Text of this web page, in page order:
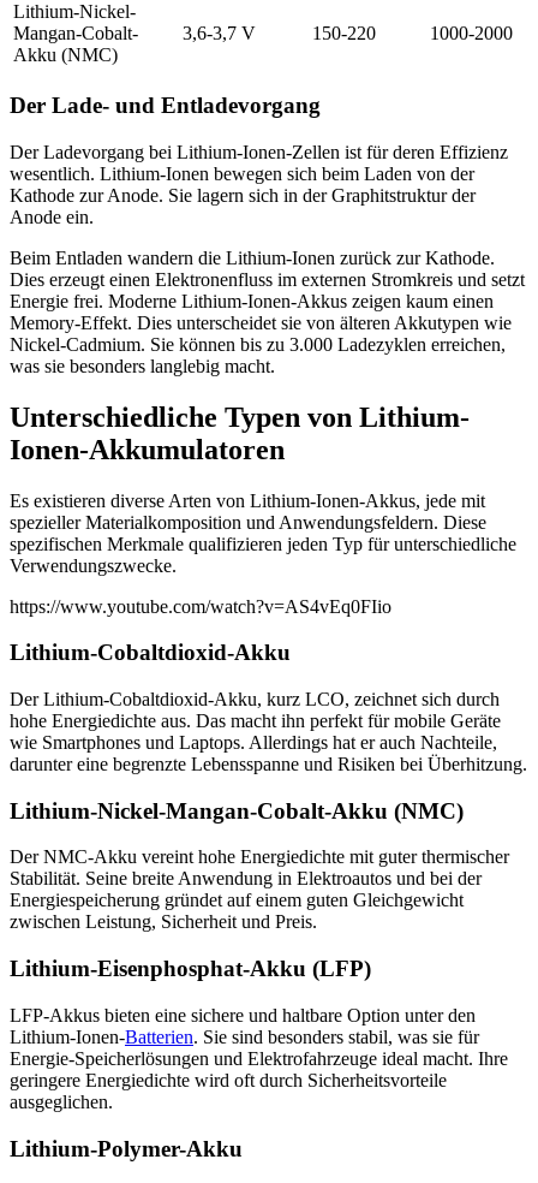
Lithium-Nickel-
Mangan-Cobalt-
Akku (NMC)
3,6-3,7 V 150-220 1000-2000
Der Lade- und Entladevorgang
Der Ladevorgang bei Lithium-Ionen-Zellen ist für deren Effizienz
wesentlich. Lithium-Ionen bewegen sich beim Laden von der
Kathode zur Anode. Sie lagern sich in der Graphitstruktur der
Anode ein.
Beim Entladen wandern die Lithium-Ionen zurück zur Kathode.
Dies erzeugt einen Elektronenfluss im externen Stromkreis und setzt
Energie frei. Moderne Lithium-Ionen-Akkus zeigen kaum einen
Memory-Effekt. Dies unterscheidet sie von älteren Akkutypen wie
Nickel-Cadmium. Sie können bis zu 3.000 Ladezyklen erreichen,
was sie besonders langlebig macht.
Unterschiedliche Typen von Lithium-
Ionen-Akkumulatoren
Es existieren diverse Arten von Lithium-Ionen-Akkus, jede mit
spezieller Materialkomposition und Anwendungsfeldern. Diese
spezifischen Merkmale qualifizieren jeden Typ für unterschiedliche
Verwendungszwecke.
https://www.youtube.com/watch?v=AS4vEq0FIio
Lithium-Cobaltdioxid-Akku
Der Lithium-Cobaltdioxid-Akku, kurz LCO, zeichnet sich durch
hohe Energiedichte aus. Das macht ihn perfekt für mobile Geräte
wie Smartphones und Laptops. Allerdings hat er auch Nachteile,
darunter eine begrenzte Lebensspanne und Risiken bei Überhitzung.
Lithium-Nickel-Mangan-Cobalt-Akku (NMC)
Der NMC-Akku vereint hohe Energiedichte mit guter thermischer
Stabilität. Seine breite Anwendung in Elektroautos und bei der
Energiespeicherung gründet auf einem guten Gleichgewicht
zwischen Leistung, Sicherheit und Preis.
Lithium-Eisenphosphat-Akku (LFP)
LFP-Akkus bieten eine sichere und haltbare Option unter den
Lithium-Ionen-Batterien. Sie sind besonders stabil, was sie für
Energie-Speicherlösungen und Elektrofahrzeuge ideal macht. Ihre
geringere Energiedichte wird oft durch Sicherheitsvorteile
ausgeglichen.
Lithium-Polymer-Akku